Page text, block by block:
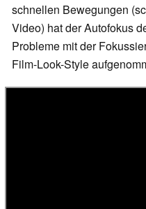
schnellen Bewegungen
Video) hat der Autofokus
Probleme mit der
Film-Look-Style